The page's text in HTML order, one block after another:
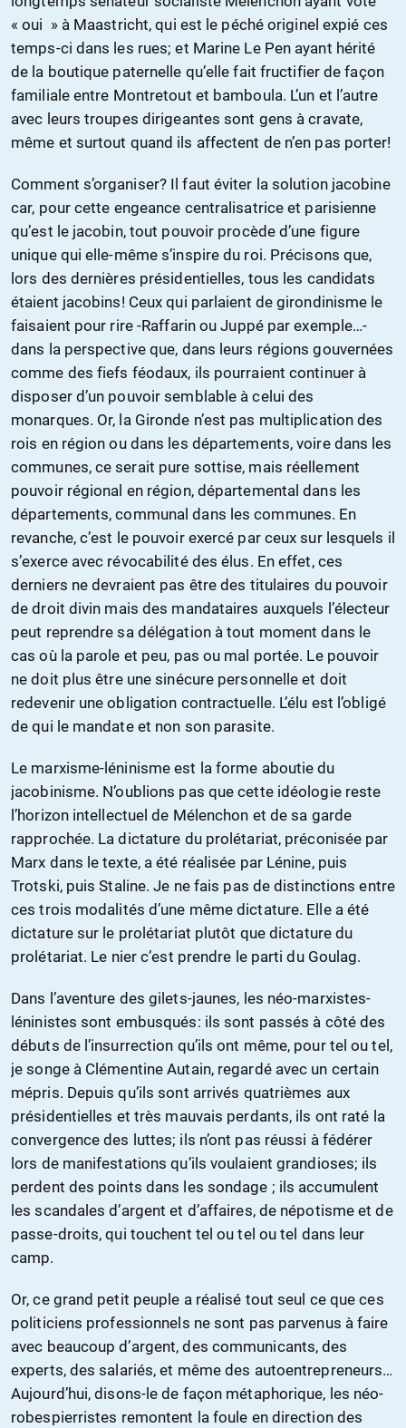
« oui » à Maastricht, qui est le péché originel expié ces
temps-ci dans les rues; et Marine Le Pen ayant hérité
de la boutique paternelle qu’elle fait fructifier de façon
familiale entre Montretout et bamboula. L’un et l’autre
avec leurs troupes dirigeantes sont gens à cravate,
même et surtout quand ils affectent de n’en pas porter!
Comment s’organiser? Il faut éviter la solution jacobine
car, pour cette engeance centralisatrice et parisienne
qu’est le jacobin, tout pouvoir procède d’une figure
unique qui elle-même s’inspire du roi. Précisons que,
lors des dernières présidentielles, tous les candidats
étaient jacobins! Ceux qui parlaient de girondinisme le
faisaient pour rire -Raffarin ou Juppé par exemple…-
dans la perspective que, dans leurs régions gouvernées
comme des fiefs féodaux, ils pourraient continuer à
disposer d’un pouvoir semblable à celui des
monarques. Or, la Gironde n’est pas multiplication des
rois en région ou dans les départements, voire dans les
communes, ce serait pure sottise, mais réellement
pouvoir régional en région, départemental dans les
départements, communal dans les communes. En
revanche, c’est le pouvoir exercé par ceux sur lesquels il
s’exerce avec révocabilité des élus. En effet, ces
derniers ne devraient pas être des titulaires du pouvoir
de droit divin mais des mandataires auxquels l’électeur
peut reprendre sa délégation à tout moment dans le
cas où la parole et peu, pas ou mal portée. Le pouvoir
ne doit plus être une sinécure personnelle et doit
redevenir une obligation contractuelle. L’élu est l’obligé
de qui le mandate et non son parasite.
Le marxisme-léninisme est la forme aboutie du
jacobinisme. N’oublions pas que cette idéologie reste
l’horizon intellectuel de Mélenchon et de sa garde
rapprochée. La dictature du prolétariat, préconisée par
Marx dans le texte, a été réalisée par Lénine, puis
Trotski, puis Staline. Je ne fais pas de distinctions entre
ces trois modalités d’une même dictature. Elle a été
dictature sur le prolétariat plutôt que dictature du
prolétariat. Le nier c’est prendre le parti du Goulag.
Dans l’aventure des gilets-jaunes, les néo-marxistes-
léninistes sont embusqués: ils sont passés à côté des
débuts de l’insurrection qu’ils ont même, pour tel ou tel,
je songe à Clémentine Autain, regardé avec un certain
mépris. Depuis qu’ils sont arrivés quatrièmes aux
présidentielles et très mauvais perdants, ils ont raté la
convergence des luttes; ils n’ont pas réussi à fédérer
lors de manifestations qu’ils voulaient grandioses; ils
perdent des points dans les sondage ; ils accumulent
les scandales d’argent et d’affaires, de népotisme et de
passe-droits, qui touchent tel ou tel ou tel dans leur
camp.
Or, ce grand petit peuple a réalisé tout seul ce que ces
politiciens professionnels ne sont pas parvenus à faire
avec beaucoup d’argent, des communicants, des
experts, des salariés, et même des autoentrepreneurs…
Aujourd’hui, disons-le de façon métaphorique, les néo-
robespierristes remontent la foule en direction des